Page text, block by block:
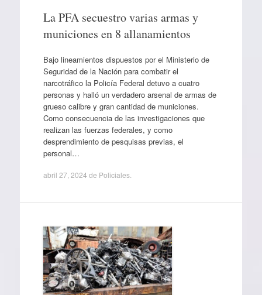
La PFA secuestro varias armas y
municiones en 8 allanamientos
Bajo lineamientos dispuestos por el Ministerio de
Seguridad de la Nación para combatir el
narcotráfico la Policía Federal detuvo a cuatro
personas y halló un verdadero arsenal de armas de
grueso calibre y gran cantidad de municiones.
Como consecuencia de las investigaciones que
realizan las fuerzas federales, y como
desprendimiento de pesquisas previas, el
personal…
abril 27, 2024 de Policiales.